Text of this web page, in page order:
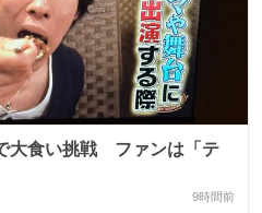
大食い挑戦 ファンは「テ
9時間前